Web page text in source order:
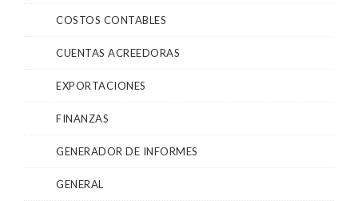
COSTOS CONTABLES
CUENTAS ACREEDORAS
EXPORTACIONES
FINANZAS
GENERADOR DE INFORMES
GENERAL